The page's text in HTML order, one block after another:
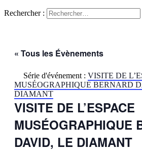
Rechercher :
« Tous les Évènements
Série d'événement : VISITE DE
MUSÉOGRAPHIQUE BERNARD
DIAMANT
VISITE DE L’ESPACE
MUSÉOGRAPHIQUE
DAVID, LE DIAMANT